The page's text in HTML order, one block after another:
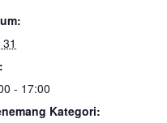
- 17:00
Kategori: